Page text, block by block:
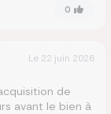
0
Le 22 juin 2026
de
avant le bien à